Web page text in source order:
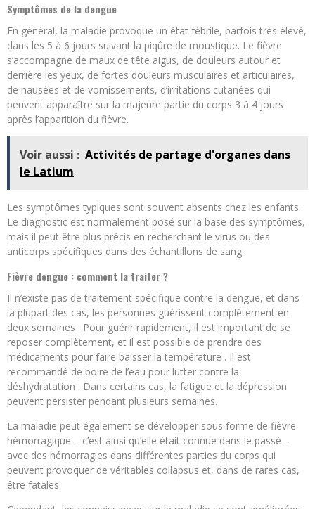
Symptômes de la dengue
En général, la maladie provoque un état fébrile, parfois très élevé,
dans les 5 à 6 jours suivant la piqûre de moustique. Le fièvre
s’accompagne de maux de tête aigus, de douleurs autour et
derrière les yeux, de fortes douleurs musculaires et articulaires,
de nausées et de vomissements, d’irritations cutanées qui
peuvent apparaître sur la majeure partie du corps 3 à 4 jours
après l’apparition du fièvre.
Voir aussi : Activités de partage d'organes dans
le Latium
Les symptômes typiques sont souvent absents chez les enfants.
Le diagnostic est normalement posé sur la base des symptômes,
mais il peut être plus précis en recherchant le virus ou des
anticorps spécifiques dans des échantillons de sang.
Fièvre dengue : comment la traiter ?
Il n’existe pas de traitement spécifique contre la dengue, et dans
la plupart des cas, les personnes guérissent complètement en
deux semaines . Pour guérir rapidement, il est important de se
reposer complètement, et il est possible de prendre des
médicaments pour faire baisser la température . Il est
recommandé de boire de l’eau pour lutter contre la
déshydratation . Dans certains cas, la fatigue et la dépression
peuvent persister pendant plusieurs semaines.
La maladie peut également se développer sous forme de fièvre
hémorragique – c’est ainsi qu’elle était connue dans le passé –
avec des hémorragies dans différentes parties du corps qui
peuvent provoquer de véritables collapsus et, dans de rares cas,
être fatales.